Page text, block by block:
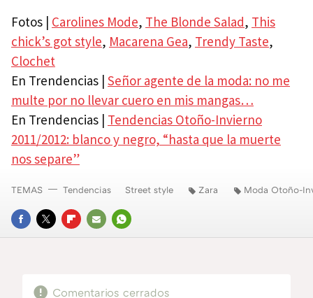
Fotos | Carolines Mode, The Blonde Salad, This
chick’s got style, Macarena Gea, Trendy Taste,
Clochet
En Trendencias | Señor agente de la moda: no me
multe por no llevar cuero en mis mangas…
En Trendencias | Tendencias Otoño-Invierno
2011/2012: blanco y negro, “hasta que la muerte
nos separe”
FACEBOOK
TWITTERFLIPBOARD
E-
WHATSAPP
TEMAS Tendencias Street style Zara Moda Otoño-
Comentarios cerrados